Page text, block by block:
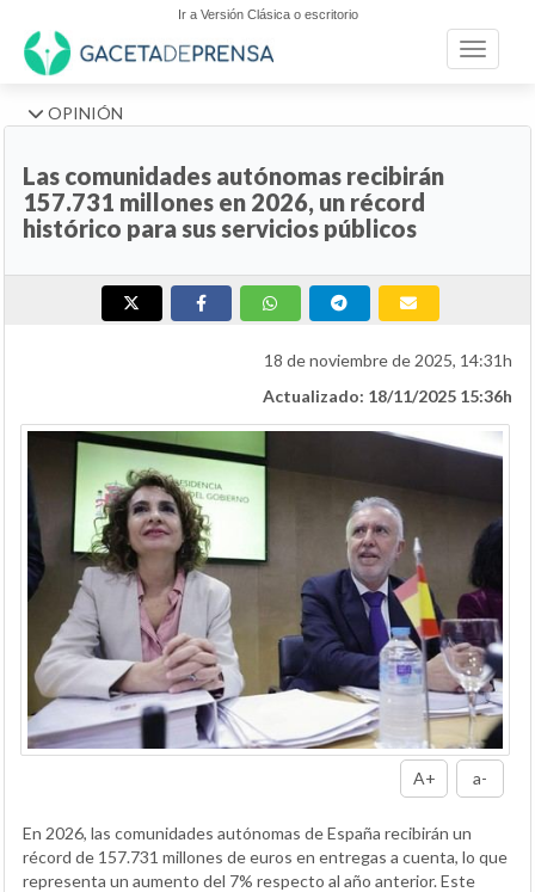
Ir a Versión Clásica o escritorio
Toggle
OPINIÓN
Las comunidades autónomas recibirán
157.731 millones en 2026, un récord
histórico para sus servicios públicos
18 de noviembre de 2025, 14:31h
Actualizado: 18/11/2025 15:36h
A+ a-
En 2026, las comunidades autónomas de España recibirán un
récord de 157.731 millones de euros en entregas a cuenta, lo que
representa un aumento del 7% respecto al año anterior. Este